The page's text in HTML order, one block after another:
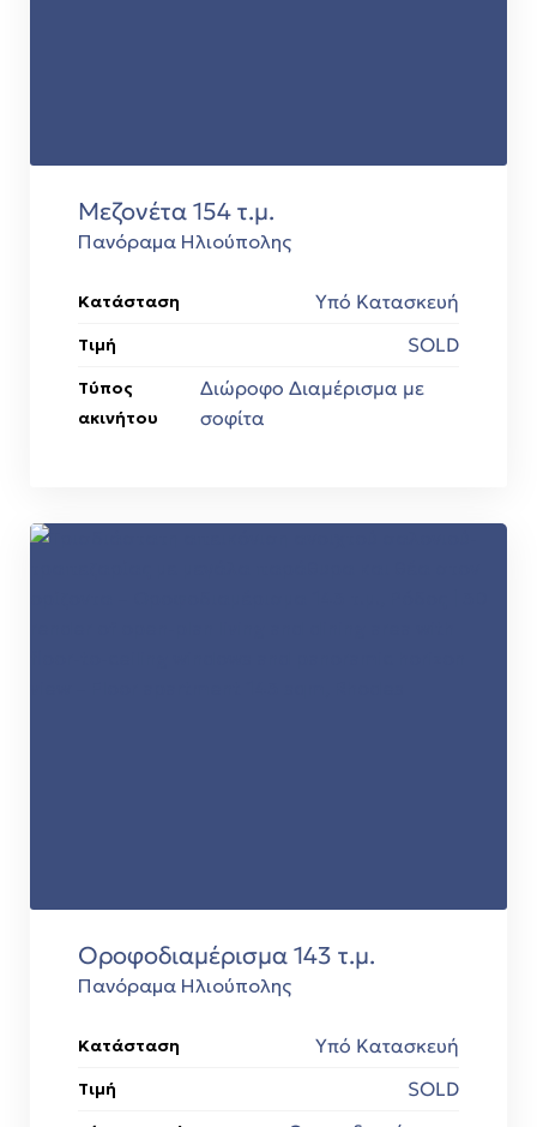
Μεζονέτα 154 τ.μ.
Πανόραμα Ηλιούπολης
Κατάσταση Υπό Κατασκευή
Τιμή SOLD
Τύπος
ακινήτου
Διώροφο Διαμέρισμα με
σοφίτα
Οροφοδιαμέρισμα 143 τ.μ.
Πανόραμα Ηλιούπολης
Κατάσταση Υπό Κατασκευή
Τιμή SOLD